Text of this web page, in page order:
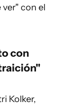
con el
con
Kolker,